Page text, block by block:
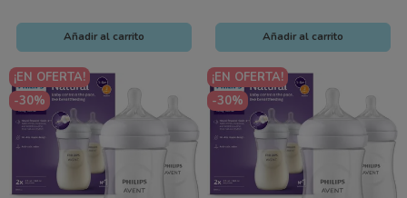
Añadir al carrito Añadir al carrito
¡EN OFERTA!
-30%
¡EN OFERTA!
-30%